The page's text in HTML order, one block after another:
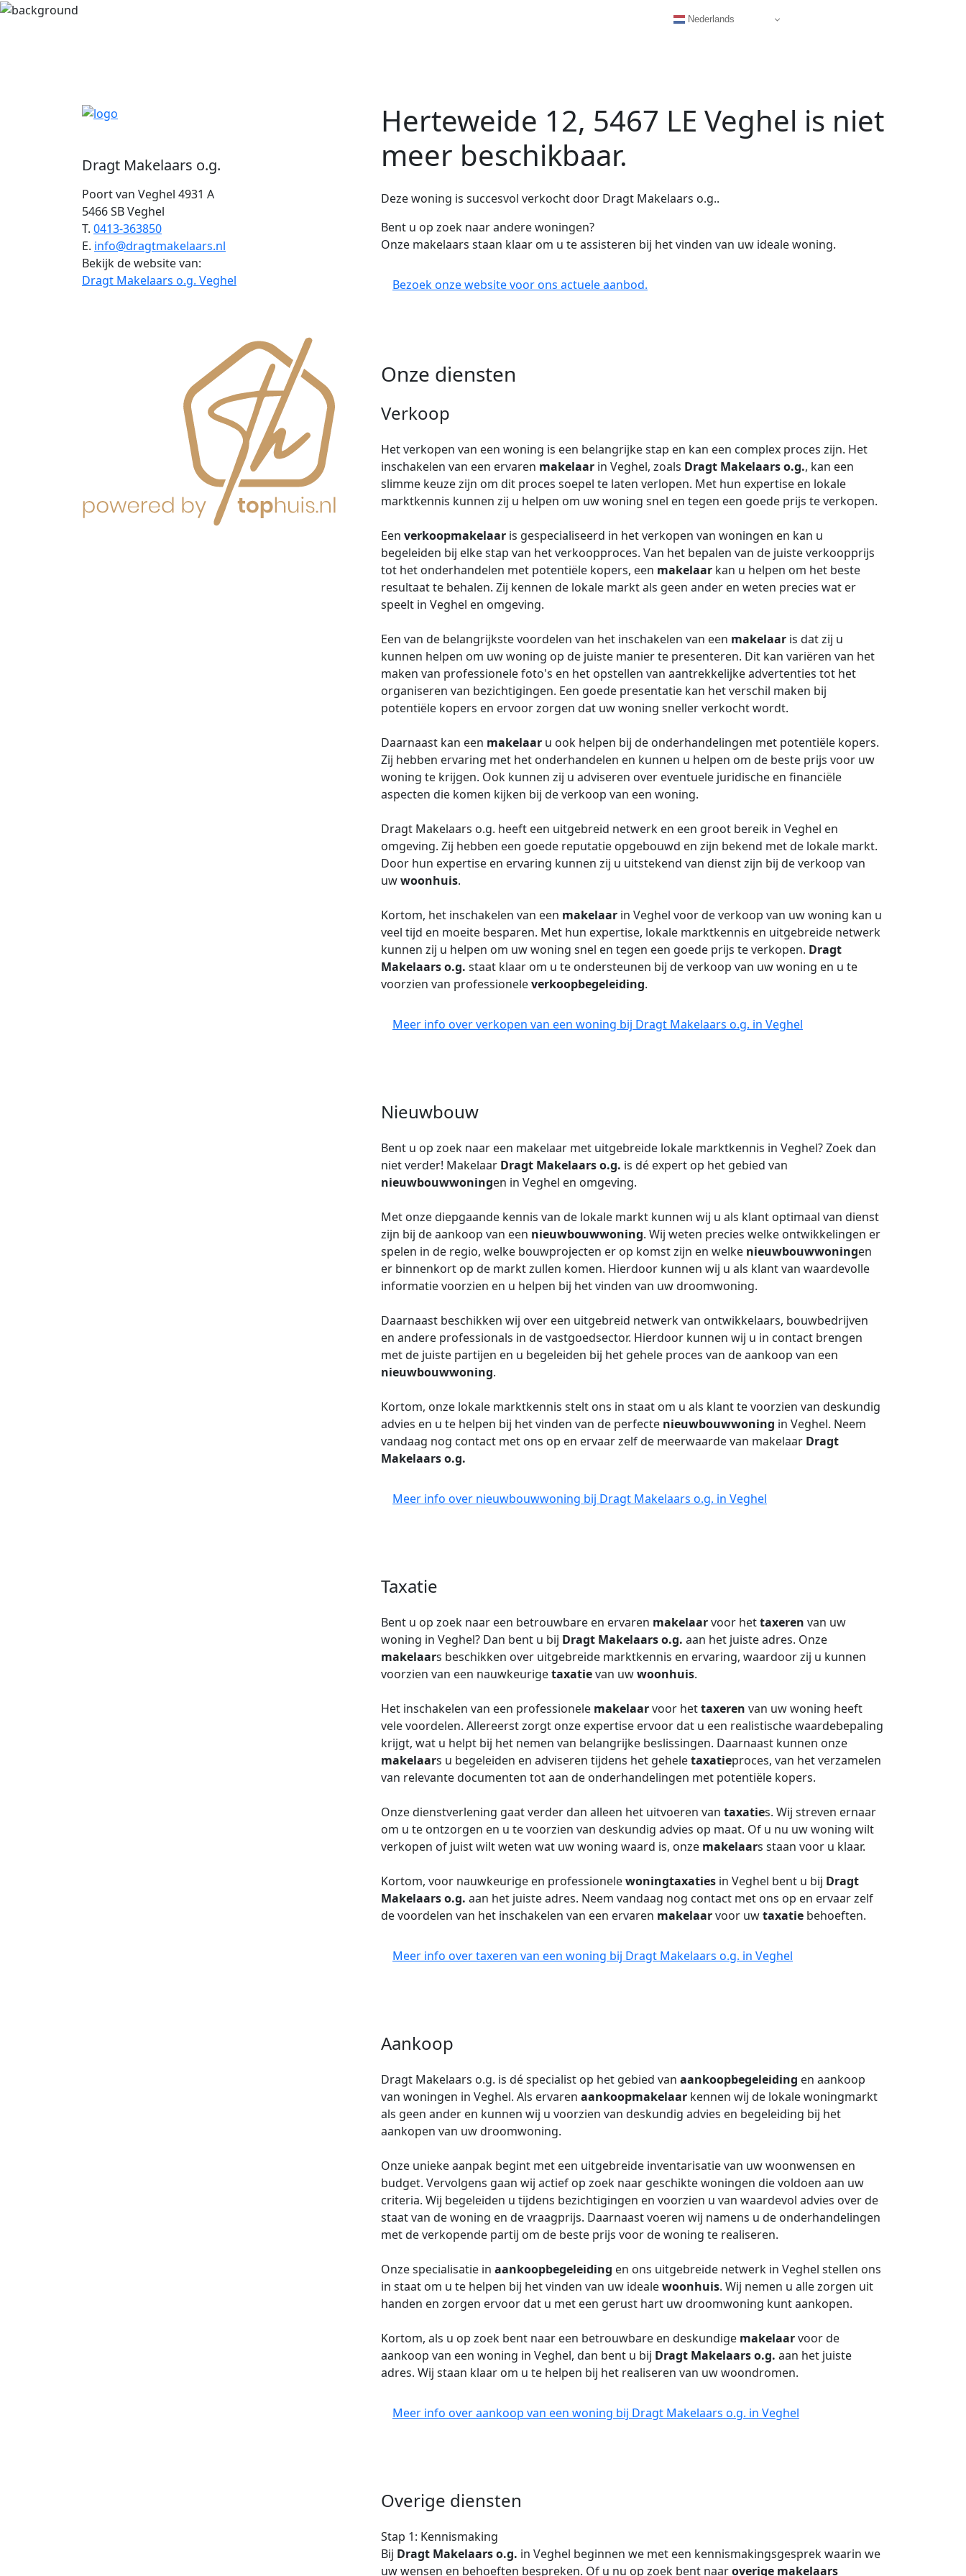
Dragt Makelaars o.g.
Poort van Veghel 4931 A
5466 SB Veghel
T. 0413-363850
E. info@dragtmakelaars.nl
Bekijk de website van:
Dragt Makelaars o.g. Veghel
Herteweide 12, 5467 LE Veghel is niet
meer beschikbaar.
Deze woning is succesvol verkocht door Dragt Makelaars o.g..
Bent u op zoek naar andere woningen?
Onze makelaars staan klaar om u te assisteren bij het vinden van uw ideale woning.
Bezoek onze website voor ons actuele aanbod.
Onze diensten
Verkoop
Het verkopen van een woning is een belangrijke stap en kan een complex proces zijn. Het
inschakelen van een ervaren makelaar in Veghel, zoals Dragt Makelaars o.g., kan een
slimme keuze zijn om dit proces soepel te laten verlopen. Met hun expertise en lokale
marktkennis kunnen zij u helpen om uw woning snel en tegen een goede prijs te verkopen.
Een verkoopmakelaar is gespecialiseerd in het verkopen van woningen en kan u
begeleiden bij elke stap van het verkoopproces. Van het bepalen van de juiste verkoopprijs
tot het onderhandelen met potentiële kopers, een makelaar kan u helpen om het beste
resultaat te behalen. Zij kennen de lokale markt als geen ander en weten precies wat er
speelt in Veghel en omgeving.
Een van de belangrijkste voordelen van het inschakelen van een makelaar is dat zij u
kunnen helpen om uw woning op de juiste manier te presenteren. Dit kan variëren van het
maken van professionele foto's en het opstellen van aantrekkelijke advertenties tot het
organiseren van bezichtigingen. Een goede presentatie kan het verschil maken bij
potentiële kopers en ervoor zorgen dat uw woning sneller verkocht wordt.
Daarnaast kan een makelaar u ook helpen bij de onderhandelingen met potentiële kopers.
Zij hebben ervaring met het onderhandelen en kunnen u helpen om de beste prijs voor uw
woning te krijgen. Ook kunnen zij u adviseren over eventuele juridische en financiële
aspecten die komen kijken bij de verkoop van een woning.
Dragt Makelaars o.g. heeft een uitgebreid netwerk en een groot bereik in Veghel en
omgeving. Zij hebben een goede reputatie opgebouwd en zijn bekend met de lokale markt.
Door hun expertise en ervaring kunnen zij u uitstekend van dienst zijn bij de verkoop van
uwwoonhuis.
Kortom, het inschakelen van een makelaar in Veghel voor de verkoop van uw woning kan u
veel tijd en moeite besparen. Met hun expertise, lokale marktkennis en uitgebreide netwerk
kunnen zij u helpen om uw woning snel en tegen een goede prijs te verkopen. Dragt
Makelaars o.g. staat klaar om u te ondersteunen bij de verkoop van uw woning en u te
voorzien van professioneleverkoopbegeleiding.
Meer info over verkopen van een woning bij Dragt Makelaars o.g. in Veghel
Nieuwbouw
Bent u op zoek naar een makelaar met uitgebreide lokale marktkennis in Veghel? Zoek dan
niet verder! Makelaar Dragt Makelaars o.g. is dé expert op het gebied van
nieuwbouwwoningen in Veghel en omgeving.
Met onze diepgaande kennis van de lokale markt kunnen wij u als klant optimaal van dienst
zijn bij de aankoop van een nieuwbouwwoning. Wij weten precies welke ontwikkelingen er
spelen in de regio, welke bouwprojecten er op komst zijn en welke nieuwbouwwoningen
er binnenkort op de markt zullen komen. Hierdoor kunnen wij u als klant van waardevolle
informatie voorzien en u helpen bij het vinden van uw droomwoning.
Daarnaast beschikken wij over een uitgebreid netwerk van ontwikkelaars, bouwbedrijven
en andere professionals in de vastgoedsector. Hierdoor kunnen wij u in contact brengen
met de juiste partijen en u begeleiden bij het gehele proces van de aankoop van een
nieuwbouwwoning.
Kortom, onze lokale marktkennis stelt ons in staat om u als klant te voorzien van deskundig
advies en u te helpen bij het vinden van de perfecte nieuwbouwwoning in Veghel. Neem
vandaag nog contact met ons op en ervaar zelf de meerwaarde van makelaar Dragt
Makelaars o.g.
Meer info over nieuwbouwwoning bij Dragt Makelaars o.g. in Veghel
Taxatie
Bent u op zoek naar een betrouwbare en ervaren makelaarvoor hettaxeren van uw
woning in Veghel? Dan bent u bij Dragt Makelaars o.g. aan het juiste adres. Onze
makelaars beschikken over uitgebreide marktkennis en ervaring, waardoor zij u kunnen
voorzien van een nauwkeurigetaxatievan uwwoonhuis.
Het inschakelen van een professionele makelaarvoor hettaxeren van uw woning heeft
vele voordelen. Allereerst zorgt onze expertise ervoor dat u een realistische waardebepaling
krijgt, wat u helpt bij het nemen van belangrijke beslissingen. Daarnaast kunnen onze
makelaars u begeleiden en adviseren tijdens het geheletaxatieproces, van het verzamelen
van relevante documenten tot aan de onderhandelingen met potentiële kopers.
Onze dienstverlening gaat verder dan alleen het uitvoeren van taxaties. Wij streven ernaar
om u te ontzorgen en u te voorzien van deskundig advies op maat. Of u nu uw woning wilt
verkopen of juist wilt weten wat uw woning waard is, onze makelaars staan voor u klaar.
Kortom, voor nauwkeurige en professionelewoningtaxaties in Veghel bent u bij Dragt
Makelaars o.g. aan het juiste adres. Neem vandaag nog contact met ons op en ervaar zelf
de voordelen van het inschakelen van een ervaren makelaarvoor uwtaxatie behoeften.
Meer info over taxeren van een woning bij Dragt Makelaars o.g. in Veghel
Aankoop
Dragt Makelaars o.g. is dé specialist op het gebied van aankoopbegeleiding en aankoop
van woningen in Veghel. Als ervaren aankoopmakelaar kennen wij de lokale woningmarkt
als geen ander en kunnen wij u voorzien van deskundig advies en begeleiding bij het
aankopen van uw droomwoning.
Onze unieke aanpak begint met een uitgebreide inventarisatie van uw woonwensen en
budget. Vervolgens gaan wij actief op zoek naar geschikte woningen die voldoen aan uw
criteria. Wij begeleiden u tijdens bezichtigingen en voorzien u van waardevol advies over de
staat van de woning en de vraagprijs. Daarnaast voeren wij namens u de onderhandelingen
met de verkopende partij om de beste prijs voor de woning te realiseren.
Onze specialisatie in aankoopbegeleiding en ons uitgebreide netwerk in Veghel stellen ons
in staat om u te helpen bij het vinden van uw idealewoonhuis. Wij nemen u alle zorgen uit
handen en zorgen ervoor dat u met een gerust hart uw droomwoning kunt aankopen.
Kortom, als u op zoek bent naar een betrouwbare en deskundige makelaarvoor de
aankoop van een woning in Veghel, dan bent u bij Dragt Makelaars o.g. aan het juiste
adres. Wij staan klaar om u te helpen bij het realiseren van uw woondromen.
Meer info over aankoop van een woning bij Dragt Makelaars o.g. in Veghel
Overige diensten
Stap 1: Kennismaking
Bij Dragt Makelaars o.g. in Veghel beginnen we met een kennismakingsgesprek waarin we
uw wensen en behoeften bespreken. Of u nu op zoek bent naaroverige makelaars
Nederlands